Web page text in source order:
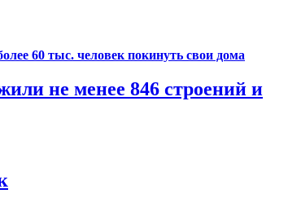
не менее 846 строений и